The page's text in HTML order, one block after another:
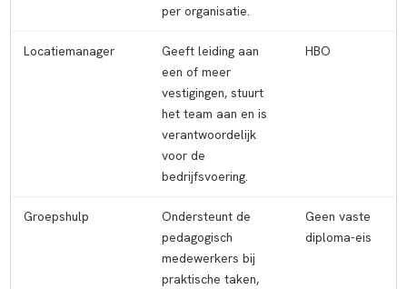
per organisatie.
Locatiemanager
Geeft leiding aan
een of meer
vestigingen, stuurt
het team aan en is
verantwoordelijk
voor de
bedrijfsvoering.
HBO
Groepshulp
Ondersteunt de
pedagogisch
medewerkers bij
praktische taken,
Geen vaste
diploma-eis